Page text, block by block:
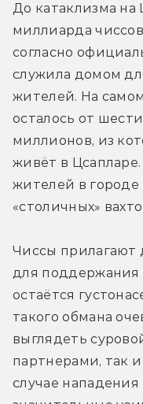
До катаклизма на
миллиарда
согласно
служила домом
жителей. На
осталось от
миллионов, из
живёт в
жителей в
«столичных»
Чиссы прилагают
для поддержания
остаётся
такого обмана
выглядеть
партнерами, так
случае